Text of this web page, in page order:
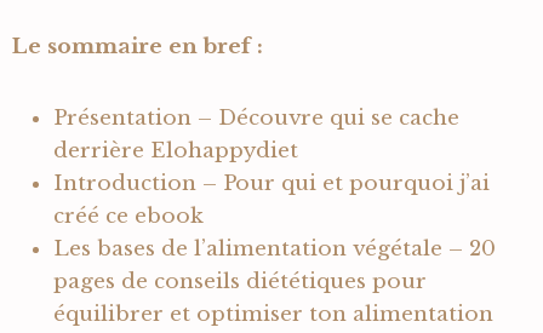
Le sommaire en bref :
Présentation – Découvre qui se cache
derrière Elohappydiet
Introduction – Pour qui et pourquoi j’ai
créé ce ebook
Les bases de l’alimentation végétale – 20
pages de conseils diététiques pour
équilibrer et optimiser ton alimentation